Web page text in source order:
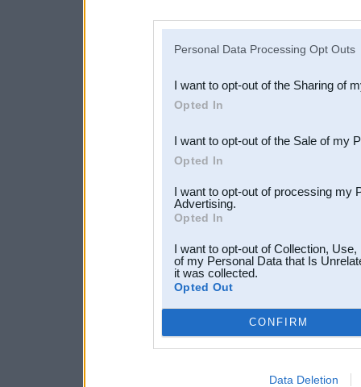
Downstream Participants
third parties.
Personal Data Processing Opt Outs
I want to opt-out of the Sharing of
Opted In
I want to opt-out of the Sale of my
Opted In
I want to opt-out of processing my
Advertising.
Opted In
I want to opt-out of Collection,
of my Personal Data that Is
it was collected.
Opted Out
CONFIRM
Data Deletion